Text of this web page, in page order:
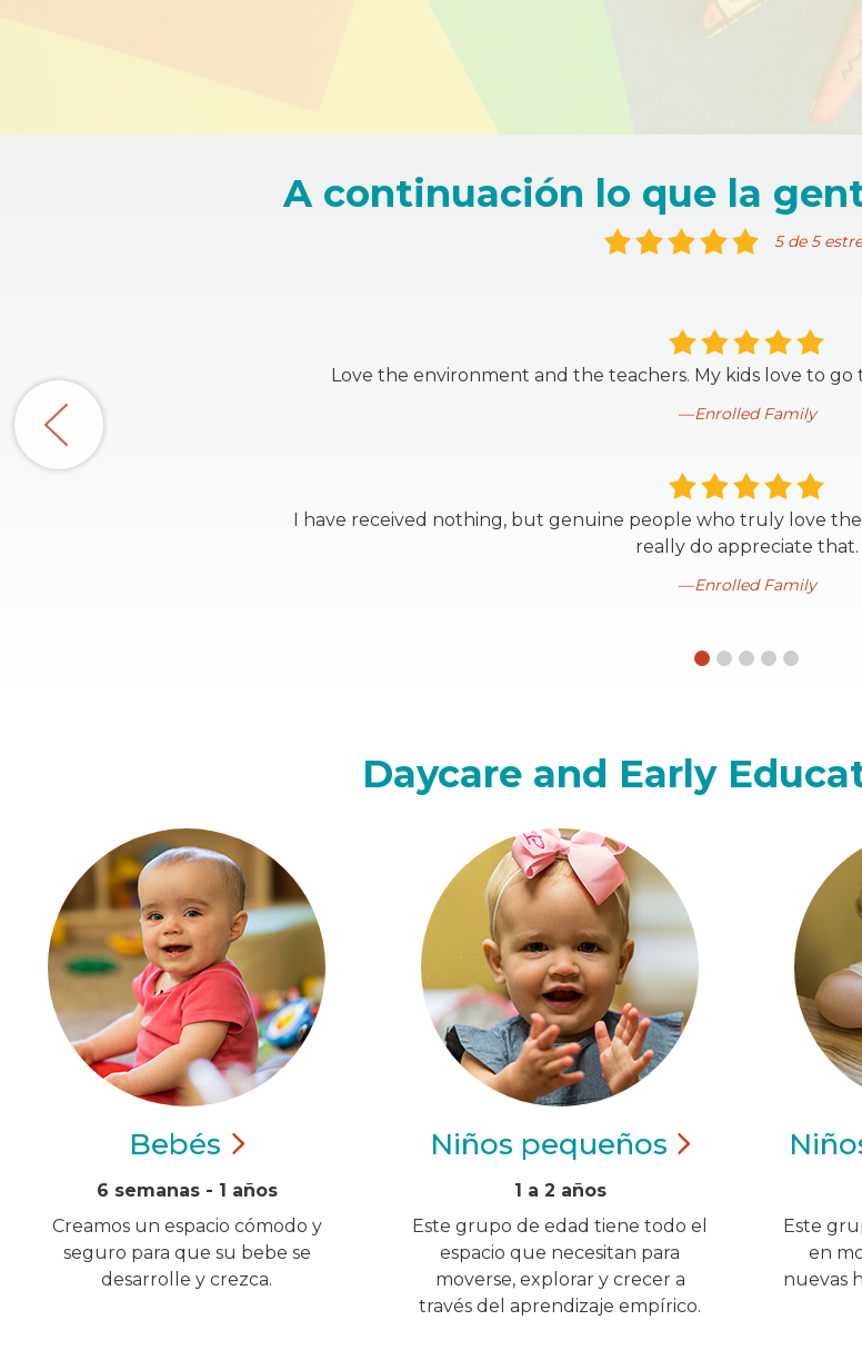
A continuación lo que la
5 de 5
Love the environment and the teachers. My kids love to go
Enrolled Family
I have received nothing, but genuine people who truly love
really do appreciate that.
Enrolled Family
Daycare and Early
Bebés
6 semanas - 1 años
Creamos un espacio cómodo y
seguro para que su bebe se
desarrolle y crezca.
Niños pequeños
1 a 2 años
Este grupo de edad tiene todo el
espacio que necesitan para
moverse, explorar y crecer a
través del aprendizaje empírico.
Este
en
nuevas